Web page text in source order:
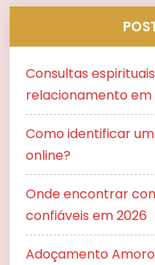
Consultas
relacionamento em
Como identificar
online?
Onde encontrar
confiáveis em 2026
Adoçamento